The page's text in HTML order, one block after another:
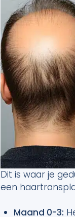
Dit is waar je
een
Maand 0-3: